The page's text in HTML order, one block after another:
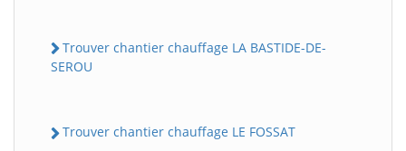
Trouver chantier chauffage LA BASTIDE-DE-
SEROU
Trouver chantier chauffage LE FOSSAT